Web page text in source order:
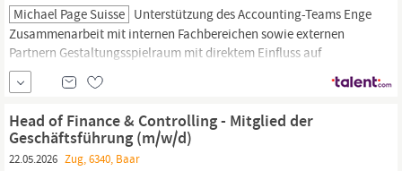
Michael Page Suisse Unterstützung des Accounting-Teams Enge
Zusammenarbeit mit internen Fachbereichen sowie externen
Partnern Gestaltungsspielraum mit direktem Einfluss auf
Finanzprozesse Internationale Zusammenarbeit mit flexiblen
Arbeitsbedingungen Eidg. Fachausweis im Finanz- und
betriebswirtschaftliche Ausbildung
Head of Finance & Controlling - Mitglied der
Geschäftsführung (m/w/d)
22.05.2026 Zug, 6340, Baar